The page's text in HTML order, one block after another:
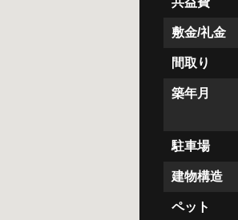
敷金/礼金
間取り
築年月
駐車場
建物構造
ペット